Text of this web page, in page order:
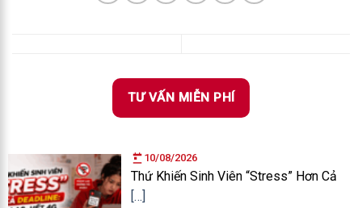
10/08/2026
Thứ Khiến Sinh Viên “Stress” Hơn Cả
[…]
TƯ VẤN MIỄN PHÍ